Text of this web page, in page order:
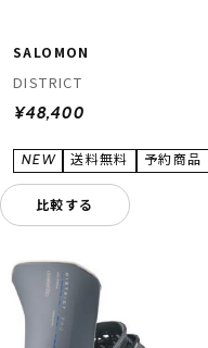
SALOMON
DISTRICT
¥48,400
比較する